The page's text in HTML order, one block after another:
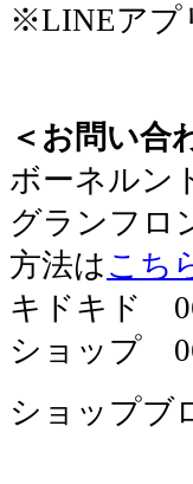
※LINEアプ
＜お問い合
ボーネルン
グランフロ
方法は こち
キドキド
ショップ
ショップブ